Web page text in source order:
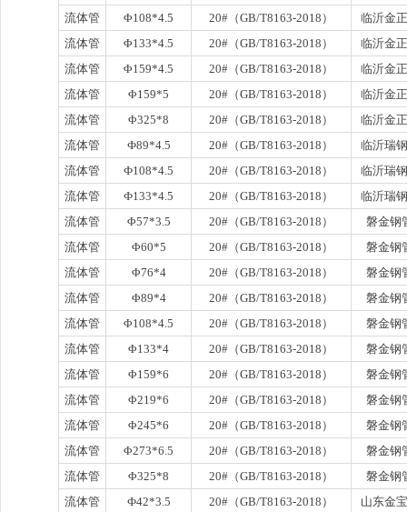
流体管
Φ108*4.5 20#（GB/T8163-2018）
临沂金
流体管
Φ133*4.5 20#（GB/T8163-2018）
临沂金
流体管
Φ159*4.5 20#（GB/T8163-2018）
临沂金
流体管
Φ159*5 20#（GB/T8163-2018）
临沂金
流体管
Φ325*8 20#（GB/T8163-2018）
临沂金
流体管
Ф89*4.5 20#（GB/T8163-2018）
临沂瑞
流体管
Ф108*4.5 20#（GB/T8163-2018）
临沂瑞
流体管
Ф133*4.5 20#（GB/T8163-2018）
临沂瑞
流体管
Φ57*3.5 20#（GB/T8163-2018）
磐金钢
流体管
Φ60*5 20#（GB/T8163-2018）
磐金钢
流体管
Φ76*4 20#（GB/T8163-2018）
磐金钢
流体管
Φ89*4 20#（GB/T8163-2018）
磐金钢
流体管
Φ108*4.5 20#（GB/T8163-2018）
磐金钢
流体管
Φ133*4 20#（GB/T8163-2018）
磐金钢
流体管
Φ159*6 20#（GB/T8163-2018）
磐金钢
流体管
Φ219*6 20#（GB/T8163-2018）
磐金钢
流体管
Φ245*6 20#（GB/T8163-2018）
磐金钢
流体管
Φ273*6.5 20#（GB/T8163-2018）
磐金钢
流体管
Φ325*8 20#（GB/T8163-2018）
磐金钢
流体管
Ф42*3.5 20#（GB/T8163-2018）
山东金